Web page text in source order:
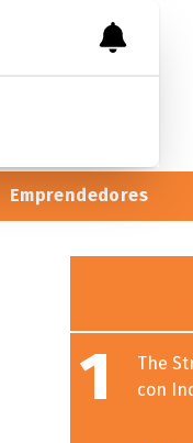
Emprendedores
1
The
con